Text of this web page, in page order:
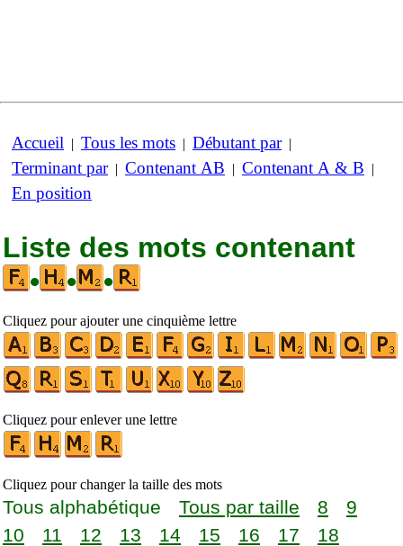
Accueil | Tous les mots | Débutant par|
Terminant par| Contenant AB | Contenant A & B |
En position
Liste des mots contenant
•
• •
Cliquez pour ajouter une cinquième lettre
Cliquez pour enlever une lettre
Cliquez pour changer la taille des mots
Tous alphabétique Tous par taille 8
9
10
11 12 13 14 15 16 17 18